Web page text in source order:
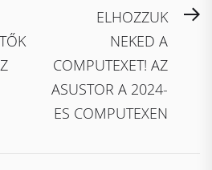
ELHOZZUK
NEKED A
COMPUTEXET! AZ
ASUSTOR A 2024-
ES COMPUTEXEN